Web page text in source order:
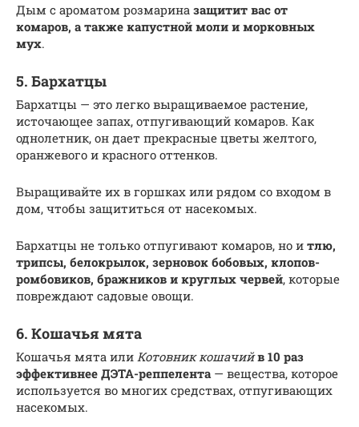
Дым с ароматом розмарина защитит вас от
комаров, а также капустной моли и морковных
мух.
5. Бархатцы
Бархатцы — это легко выращиваемое растение,
источающее запах, отпугивающий комаров. Как
однолетник, он дает прекрасные цветы желтого,
оранжевого и красного оттенков.
Выращивайте их в горшках или рядом со входом в
дом, чтобы защититься от насекомых.
Бархатцы не только отпугивают комаров, но и тлю,
трипсы, белокрылок, зерновок бобовых, клопов-
ромбовиков, бражников и круглых червей, которые
повреждают садовые овощи.
6. Кошачья мята
Кошачья мята или Котовник кошачий в 10 раз
эффективнее ДЭТА-реппелента — вещества, которое
используется во многих средствах, отпугивающих
насекомых.